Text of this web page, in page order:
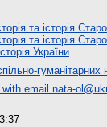
та історія
та історія
Історія України
гуманітарних
email nata-